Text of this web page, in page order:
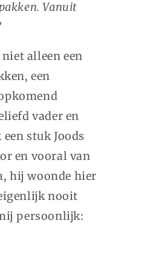
Vanuit
alleen een
een
vader en
stuk Joods
en vooral van
hij woonde hier
nooit
persoonlijk: